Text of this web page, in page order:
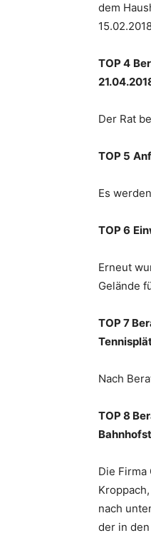
dem
TOP 4
Der Rat
TOP 5
Es
TOP 6
Erneut
Gelände
TOP 7
Nach
TOP 8
Die
nach
der in